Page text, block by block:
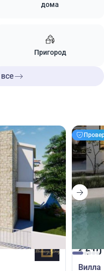
дома
Пригород
€610
Вилла